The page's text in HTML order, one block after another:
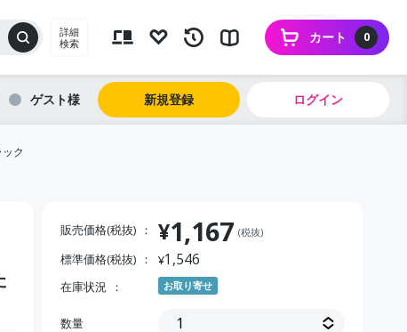
詳細
検索
0
カート
ゲスト 新規登録 ログイン
ク
販売価格(税抜) ¥1,167 (税抜)
標準価格(税抜) ¥1,546
在庫状況 お取り寄せ
数量